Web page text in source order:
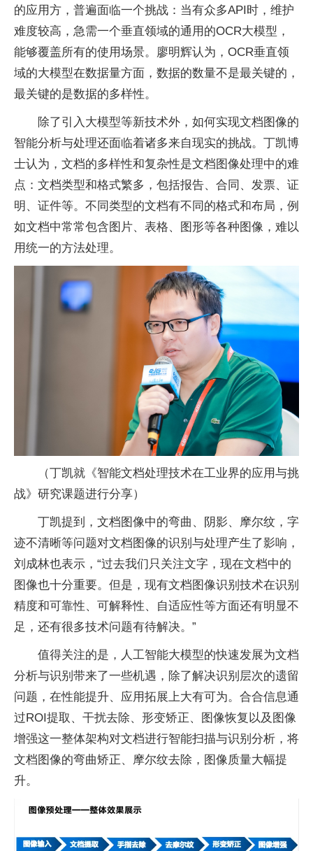
的应用方，普遍面临一个挑战：当有众多API时，维护
难度较高，急需一个垂直领域的通用的OCR大模型，
能够覆盖所有的使用场景。廖明辉认为，OCR垂直领
域的大模型在数据量方面，数据的数量不是最关键的，
最关键的是数据的多样性。
除了引入大模型等新技术外，如何实现文档图像的
智能分析与处理还面临着诸多来自现实的挑战。丁凯博
士认为，文档的多样性和复杂性是文档图像处理中的难
点：文档类型和格式繁多，包括报告、合同、发票、证
明、 证件等。不同类型的文档有不同的格式和布局，例
如文档中常常包含图片、表格、图形等各种图像，难以
用统一的方法处理。
（丁凯就《智能文档处理技术在工业界的应用与挑
战》研究课题进行分享）
丁凯提到，文档图像中的弯曲、阴影、摩尔纹，字
迹不清晰等问题对文档图像的识别与处理产生了影响，
刘成林也表示，“过去我们只关注文字，现在文档中的
图像也十分重要。但是，现有文档图像识别技术在识别
精度和可靠性、可解释性、自适应性等方面还有明显不
足，还有很多技术问题有待解决。”
值得关注的是，人工智能大模型的快速发展为文档
分析与识别带来了一些机遇，除了解决识别层次的遗留
问题，在性能提升、应用拓展上大有可为。合合信息通
过ROI提取、干扰去除、形变矫正、图像恢复以及图像
增强这一整体架构对文档进行智能扫描与识别分析，将
文档图像的弯曲矫正、摩尔纹去除，图像质量大幅提
升。